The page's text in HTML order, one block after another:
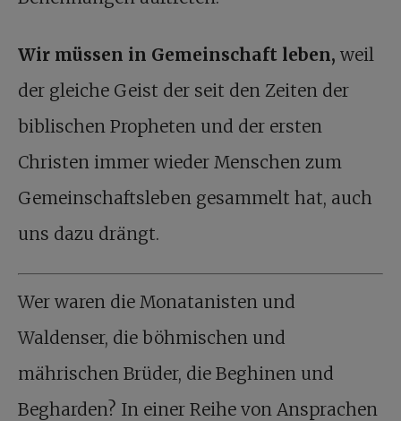
Wir müssen in Gemeinschaft leben, weil
der gleiche Geist der seit den Zeiten der
biblischen Propheten und der ersten
Christen immer wieder Menschen zum
Gemeinschaftsleben gesammelt hat, auch
uns dazu drängt.
Wer waren die Monatanisten und
Waldenser, die böhmischen und
mährischen Brüder, die Beghinen und
Begharden? In einer Reihe von Ansprachen